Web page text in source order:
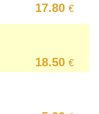
17.80€
18.50€